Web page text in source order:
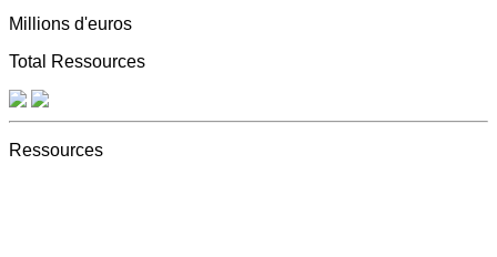
Millions d'euros
Total Ressources
Ressources